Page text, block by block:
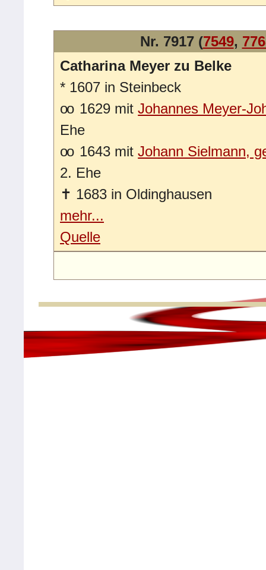
Nr. 7917 (7549,
Catharina Meyer zu Belke
* 1607 in Steinbeck
oo 1629 mitJohannes Meyer-
Ehe
oo 1643 mitJohann Sielmann,
2. Ehe
✝ 1683 in Oldinghausen
mehr...
Quelle